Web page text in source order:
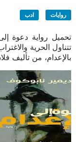
روايات ادب
تتناول الحرية
بالإعدام، من تأليف